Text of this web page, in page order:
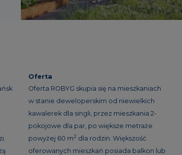
Oferta
Oferta ROBYG skupia się na mieszkaniach
w stanie deweloperskim od niewielkich
kawalerek dla singli, przez mieszkania 2-
pokojowe dla par, po większe metraże
powyżej 60 m2 dla rodzin. Większość
oferowanych mieszkań posiada balkon lub